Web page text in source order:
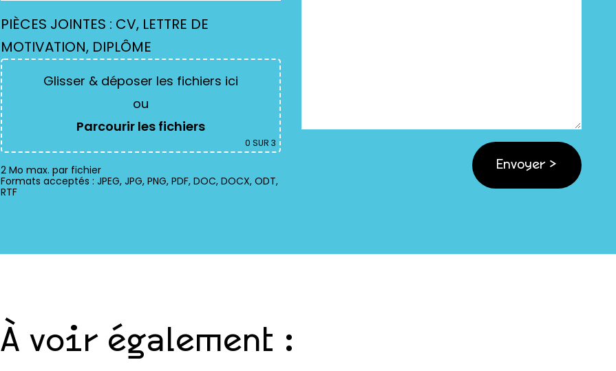
PIÈCES JOINTES : CV, LETTRE DE
MOTIVATION, DIPLÔME
Glisser & déposer les fichiers ici
ou
Parcourir les fichiers
0 SUR 3
2 Mo max. par fichier
Formats acceptés : JPEG, JPG, PNG, PDF, DOC, DOCX, ODT,
RTF
À voir également :